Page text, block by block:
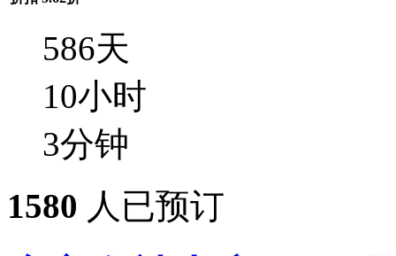
586天
10小时
3分钟
1580 人已预订